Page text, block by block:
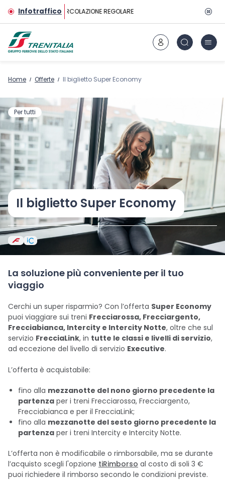
Vai al contenuto principale
InfotrafficoCIRCOLAZIONE REGOLARE
Home Offerte Il biglietto Super Economy
Per tutti
Il biglietto Super Economy
La soluzione più conveniente per il tuo
viaggio
Cerchi un super risparmio? Con l’offerta Super Economy
puoi viaggiare sui treni Frecciarossa, Frecciargento,
Frecciabianca, Intercity e Intercity Notte, oltre che sul
servizio FrecciaLink, in tutte le classi e livelli di servizio,
ad eccezione del livello di servizio Executive.
L’offerta è acquistabile:
fino alla mezzanotte del nono giorno precedente la
partenza per i treni Frecciarossa, Frecciargento,
Frecciabianca e per il FrecciaLink;
fino alla mezzanotte del sesto giorno precedente la
partenza per i treni Intercity e Intercity Notte.
L’offerta non è modificabile o rimborsabile, ma se durante
l’acquisto scegli l'opzione tiRimborso al costo di soli 3 €
puoi richiedere il rimborso secondo le condizioni previste.